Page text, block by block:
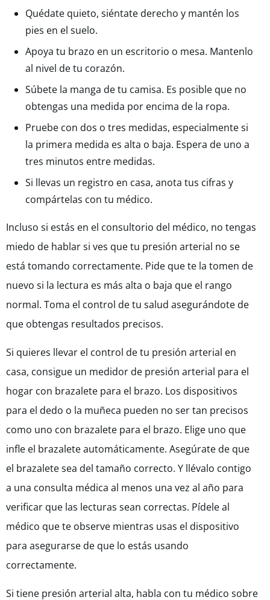
Quédate quieto, siéntate derecho y mantén los
pies en el suelo.
Apoya tu brazo en un escritorio o mesa. Mantenlo
al nivel de tu corazón.
Súbete la manga de tu camisa. Es posible que no
obtengas una medida por encima de la ropa.
Pruebe con dos o tres medidas, especialmente si
la primera medida es alta o baja. Espera de uno a
tres minutos entre medidas.
Si llevas un registro en casa, anota tus cifras y
compártelas con tu médico.
Incluso si estás en el consultorio del médico, no tengas
miedo de hablar si ves que tu presión arterial no se
está tomando correctamente. Pide que te la tomen de
nuevo si la lectura es más alta o baja que el rango
normal. Toma el control de tu salud asegurándote de
que obtengas resultados precisos.
Si quieres llevar el control de tu presión arterial en
casa, consigue un medidor de presión arterial para el
hogar con brazalete para el brazo. Los dispositivos
para el dedo o la muñeca pueden no ser tan precisos
como uno con brazalete para el brazo. Elige uno que
infle el brazalete automáticamente. Asegúrate de que
el brazalete sea del tamaño correcto. Y llévalo contigo
a una consulta médica al menos una vez al año para
verificar que las lecturas sean correctas. Pídele al
médico que te observe mientras usas el dispositivo
para asegurarse de que lo estás usando
correctamente.
Si tiene presión arterial alta, habla con tu médico sobre